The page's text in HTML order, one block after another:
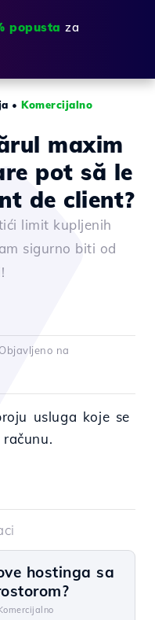
popusta za
• Komercijalno
maxim
pot să le
de client?
limit kupljenih
sigurno biti od
Objavljeno na
usluga koje se
hostinga sa